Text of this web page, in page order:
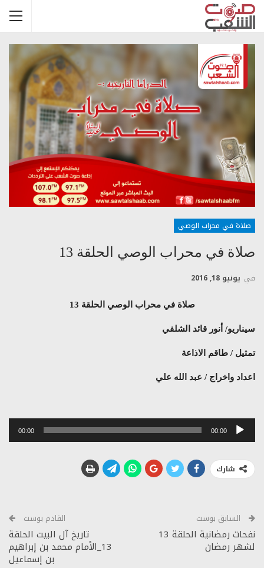
صلاة في محراب الوصي
صلاة في محراب الوصي الحلقة 13
في يونيو 18, 2016
صلاة في محراب الوصي الحلقة 13
سيناريو/ أنور قائد الشلفي
تمثيل / طاقم الاذاعة
اعداد واخراج / عبد الله علي
مشغل
00:00
00:00
شارك
السابق بوست
نفحات رمضانية الحلقة 13
لشهر رمضان
القادم بوست
تاريخ آل البيت الحلقة
13_الأمام محمد بن إبراهيم
بن إسماعيل